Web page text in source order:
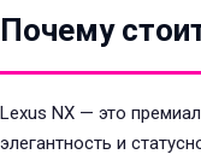
Почему
Lexus NX — это
элегантность и